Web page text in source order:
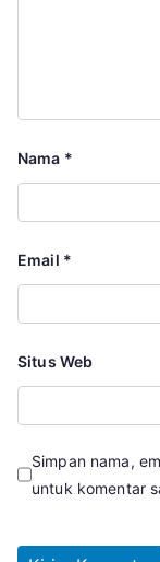
Nama *
Email *
Situs Web
Simpan nama,
untuk komentar